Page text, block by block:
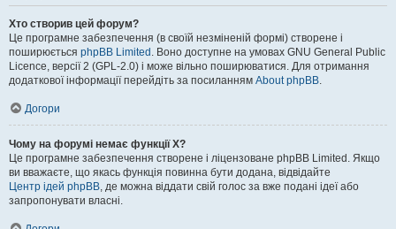
Хто створив цей форум?
Це програмне забезпечення (в своїй незміненій формі) створене і
поширюється phpBB Limited . Воно доступне на умовах GNU General Public
Licence, версії 2 (GPL-2.0) і може вільно поширюватися. Для отримання
додаткової інформації перейдіть за посиланням About phpBB.
Догори
Чому на форумі немає функції X?
Це програмне забезпечення створене і ліцензоване phpBB Limited. Якщо
ви вважаєте, що якась функція повинна бути додана, відвідайте
Центр ідей phpBB, де можна віддати свій голос за вже подані ідеї або
запропонувати власні.